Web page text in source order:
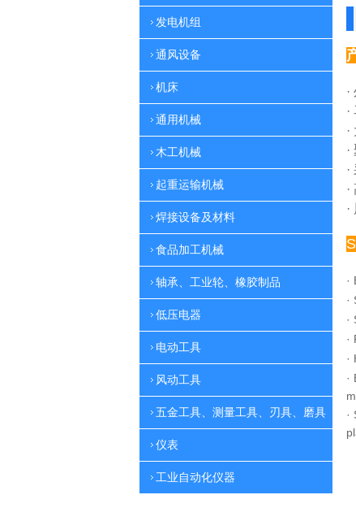
发电机组
通风设备
机床
通用机械
木工机械
起重运输机械
焊接设备及材料
食品加工机械
轴承、工业轮、橡胶制品
低压电器
电动工具
风动工具
五金工具、测量工具、刃具、磨具
仪表
工业自动化仪器
·
·
·
·
·
·
·
·
·
·
·
·
·